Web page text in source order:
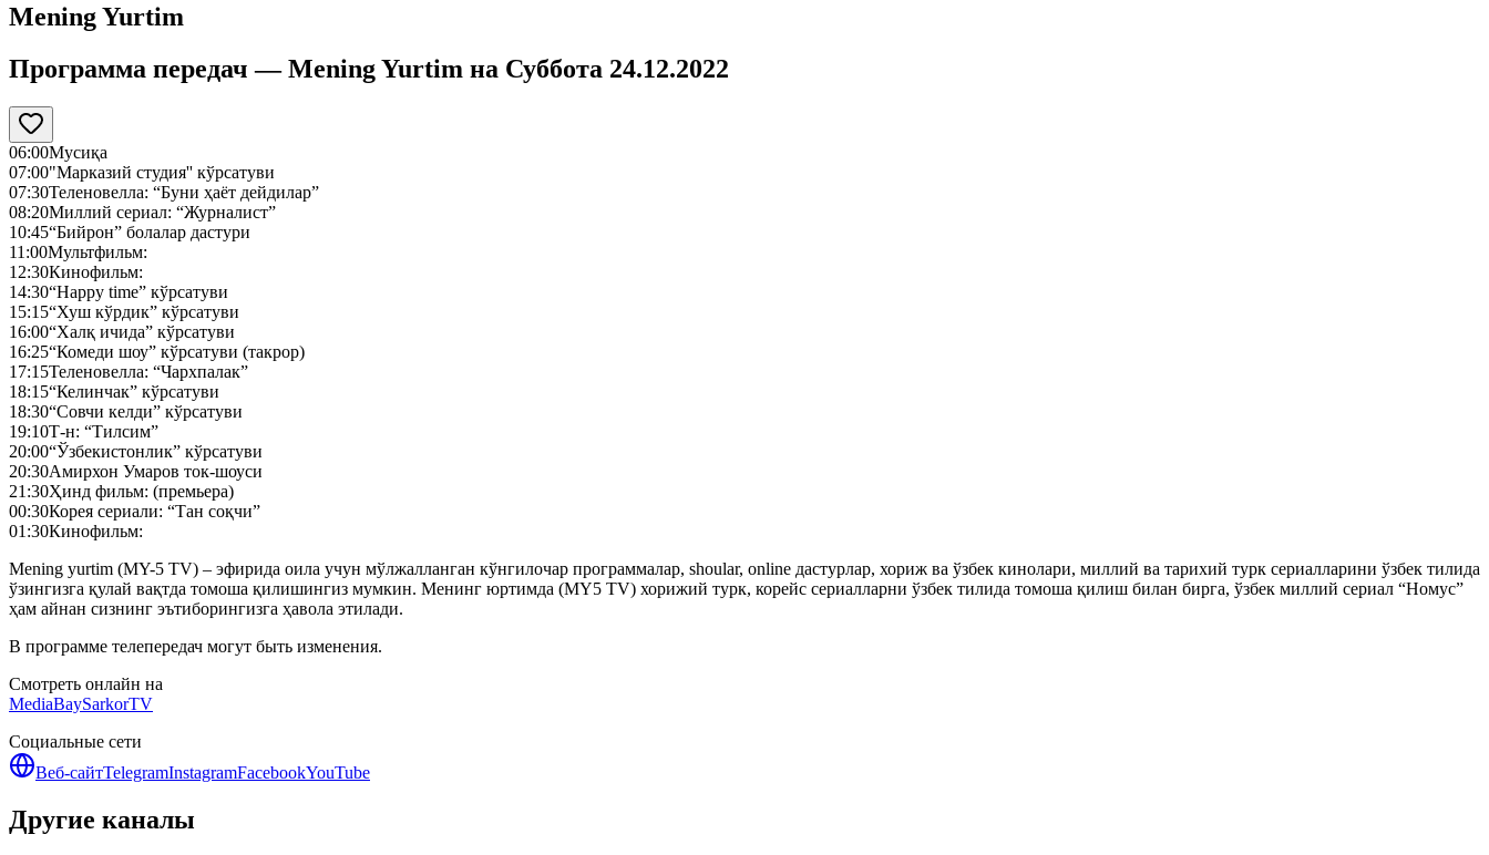
Mening Yurtim
Программа передач —Mening Yurtim на Суббота 24.12.2022
06:00Мусиқа
07:00"Марказий студия'' кўрсатуви
07:30Теленовелла: “Буни ҳаёт дейдилар”
08:20Миллий сериал: “Журналист”
10:45“Бийрон” болалар дастури
11:00Мультфильм:
12:30Кинофильм:
14:30“Happy time” кўрсатуви
15:15“Хуш кўрдик” кўрсатуви
16:00“Халқ ичида” кўрсатуви
16:25“Комеди шоу” кўрсатуви (такрор)
17:15Теленовелла: “Чархпалак”
18:15“Келинчак” кўрсатуви
18:30“Совчи келди” кўрсатуви
19:10Т-н: “Тилсим”
20:00“Ўзбекистонлик” кўрсатуви
20:30Амирхон Умаров ток-шоуси
21:30Ҳинд фильм: (премьера)
00:30Корея сериали: “Тан соқчи”
01:30Кинофильм:
Mening yurtim (MY-5 TV) – эфирида оила учун мўлжалланган кўнгилочар программалар, shoular, online дастурлар, хориж ва ўзбек кинолари, миллий ва тарихий турк сериалларини ўзбек тилида
ўзингизга қулай вақтда томоша қилишингиз мумкин. Менинг юртимда (MY5 TV) хорижий турк, корейс сериалларни ўзбек тилида томоша қилиш билан бирга, ўзбек миллий сериал “Номус”
ҳам айнан сизнинг эътиборингизга ҳавола этилади.
В программе телепередач могут быть изменения.
Смотреть онлайн на
MediaBaySarkorTV
Социальные сети
Веб-сайтTelegramInstagramFacebookYouTube
Другие каналы